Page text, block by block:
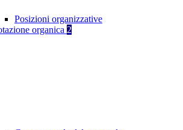
Posizioni organizzative
organica 2